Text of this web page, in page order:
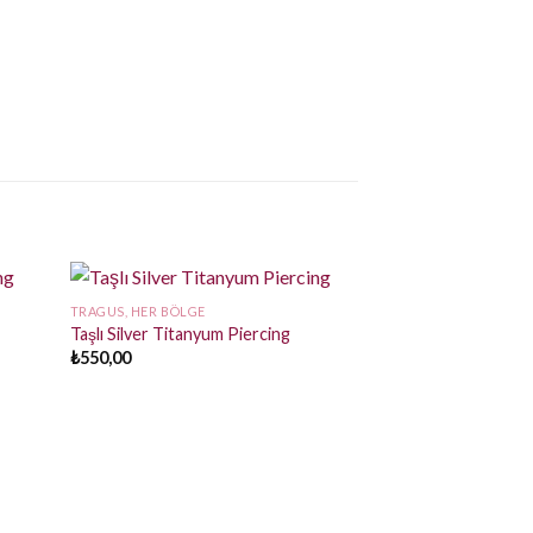
TRAGUS, HER BÖLGE
Taşlı Silver Titanyum Piercing
₺550,00